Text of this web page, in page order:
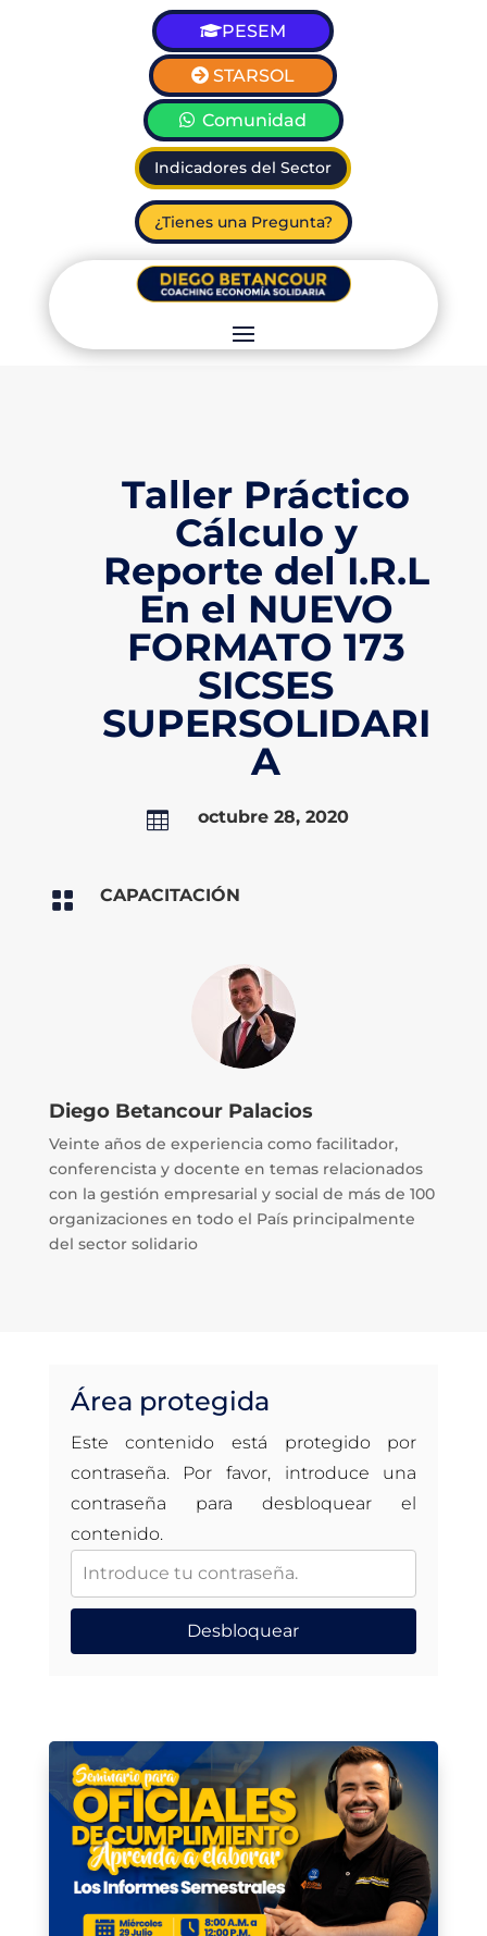
PESEM
STARSOL
Comunidad
Indicadores del Sector
¿Tienes una Pregunta?
Taller Práctico
Cálculo y
Reporte del I.R.L
En el NUEVO
FORMATO 173
SICSES
SUPERSOLIDARI
A
 octubre 28, 2020
 CAPACITACIÓN
Diego Betancour Palacios
Veinte años de experiencia como facilitador,
conferencista y docente en temas relacionados
con la gestión empresarial y social de más de 100
organizaciones en todo el País principalmente
del sector solidario
Área protegida
Este contenido está protegido por
contraseña. Por favor, introduce una
contraseña para desbloquear el
contenido.
Desbloquear